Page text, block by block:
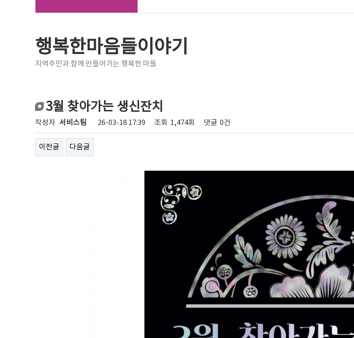
행복한마음들이야기
지역주민과 함께 만들어가는 행복한 마들
3월 찾아가는 생신잔치
작성자 서비스팀 26-03-18 17:39 조회 1,474회 댓글 0건
이전글 다음글